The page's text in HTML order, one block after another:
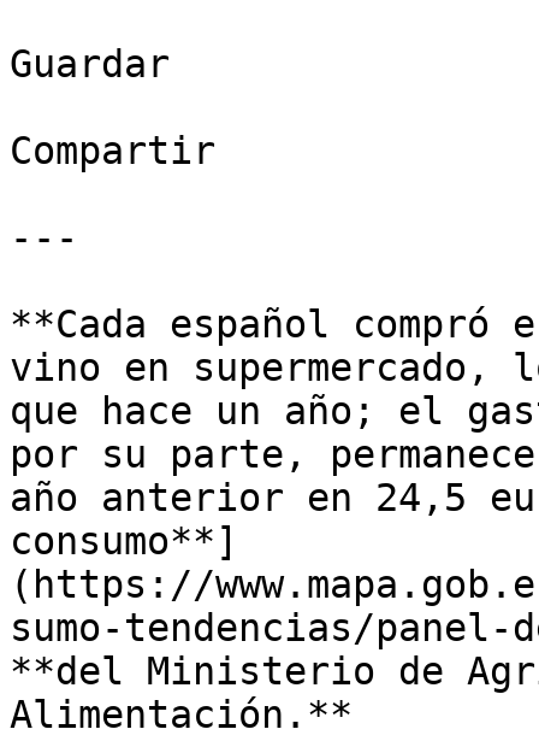
Guardar
Compartir
---
**Cada español
vino en supermercado,
que hace un año; el
por su parte,
año anterior en 24,5
consumo**]
(https://
sumo-tendencias/
**del Ministerio de
Alimentación.**